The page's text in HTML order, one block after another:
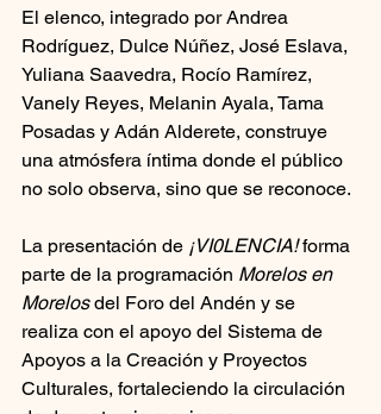
El elenco, integrado por Andrea
Rodríguez, Dulce Núñez, José Eslava,
Yuliana Saavedra, Rocío Ramírez,
Vanely Reyes, Melanin Ayala, Tama
Posadas y Adán Alderete, construye
una atmósfera íntima donde el público
no solo observa, sino que se reconoce.
La presentación de ¡VI0LENCIA! forma
parte de la programación Morelos en
Morelos del Foro del Andén y se
realiza con el apoyo del Sistema de
Apoyos a la Creación y Proyectos
Culturales, fortaleciendo la circulación